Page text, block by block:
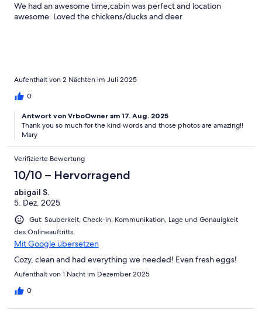
We had an awesome time,cabin was perfect and location
awesome. Loved the chickens/ducks and deer
Aufenthalt von 2 Nächten im Juli 2025
0
Antwort von VrboOwner am 17. Aug. 2025
Thank you so much for the kind words and those photos are amazing!!
Mary
Verifizierte Bewertung
10/10 – Hervorragend
abigail S.
5. Dez. 2025
Gut: Sauberkeit, Check-in, Kommunikation, Lage und Genauigkeit
des Onlineauftritts
Mit Google übersetzen
Cozy, clean and had everything we needed! Even fresh eggs!
Aufenthalt von 1 Nacht im Dezember 2025
0